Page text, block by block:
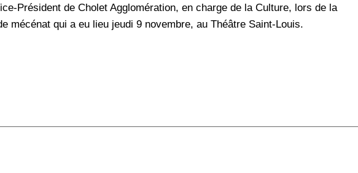
Président de Cholet Agglomération, en charge de la Culture, lors de la
mécénat qui a eu lieu jeudi 9 novembre, au Théâtre Saint-Louis.